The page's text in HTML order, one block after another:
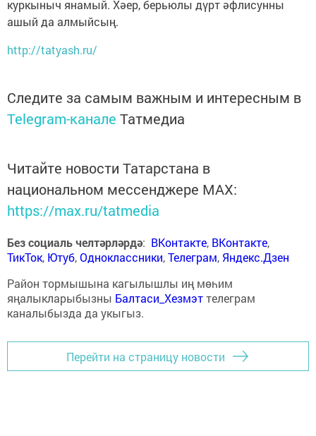
куркыныч янамый. Хәер, берьюлы дүрт әфлисунны
ашый да алмыйсың.
http://tatyash.ru/
Следите за самым важным и интересным в
Telegram-канале Татмедиа
Читайте новости Татарстана в
национальном мессенджере MАХ:
https://max.ru/tatmedia
Без социаль челтәрләрдә: ВКонтакте, ВКонтакте,
ТикТок, Ютуб,Одноклассники,Телеграм, Яндекс.Дзен
Район тормышына кагылышлы иң мөһим
яңалыкларыбызны Балтаси_Хезмэттелеграм
каналыбызда да укыгыз.
Перейти на страницу новости